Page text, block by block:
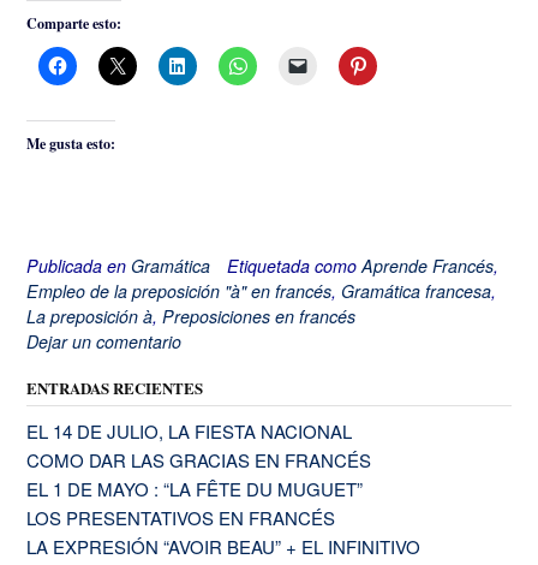
Comparte esto:
Me gusta esto:
Publicada en Gramática Etiquetada como Aprende Francés,
Empleo de la preposición "à" en francés, Gramática francesa,
La preposición à, Preposiciones en francés
Dejar un comentario
ENTRADAS RECIENTES
EL 14 DE JULIO, LA FIESTA NACIONAL
COMO DAR LAS GRACIAS EN FRANCÉS
EL 1 DE MAYO : “LA FÊTE DU MUGUET”
LOS PRESENTATIVOS EN FRANCÉS
LA EXPRESIÓN “AVOIR BEAU” + EL INFINITIVO